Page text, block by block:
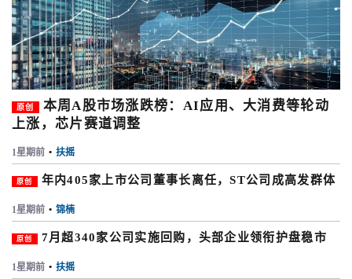
原创
本周A股市场涨跌榜：AI应用、大消费等轮动
上涨，芯片赛道调整
1星期前 • 扶摇
原创 年内405家上市公司董事长离任，ST公司成高发群体
1星期前 • 锦楠
原创 7月超340家公司实施回购，头部企业领衔护盘稳市
1星期前 • 扶摇